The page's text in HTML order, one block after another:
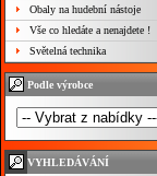
Obaly na hudební nástoje
Vše co hledáte a nenajdete !
Světelná technika
Podle výrobce
VYHLEDÁVÁNÍ